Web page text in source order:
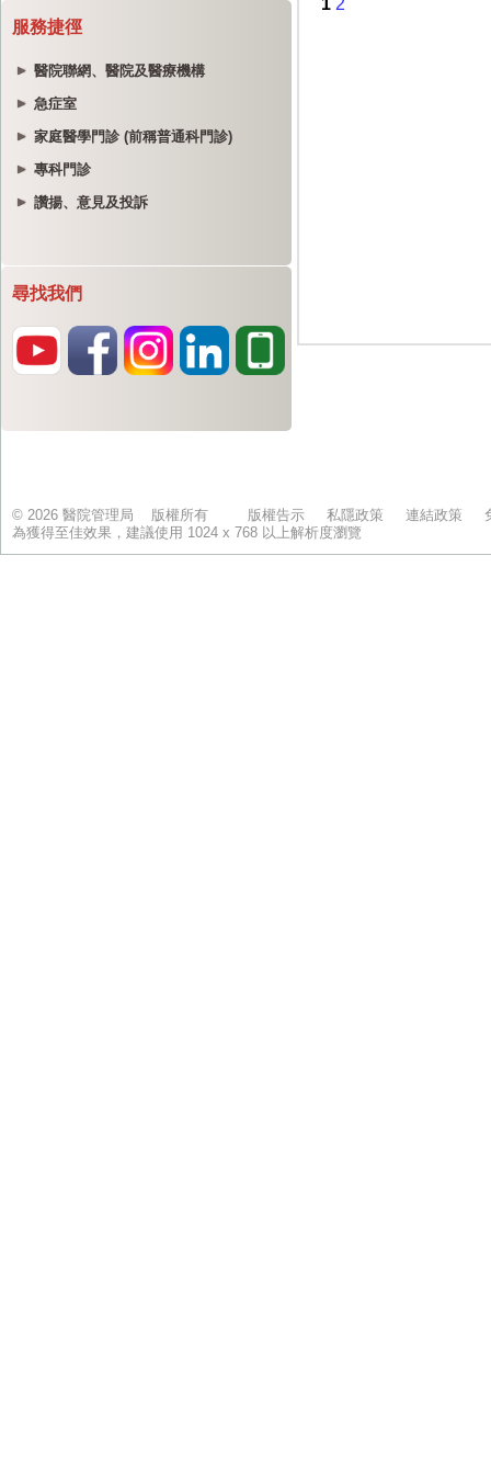
服務捷徑
醫院聯網、醫院及醫療機構
急症室
家庭醫學門診 (前稱普通科門診)
專科門診
讚揚、意見及投訴
尋找我們
© 2026 醫院管理局 版權所有 版權告示 私隱政策 連結政策
為獲得至佳效果，建議使用 1024 x 768 以上解析度瀏覽